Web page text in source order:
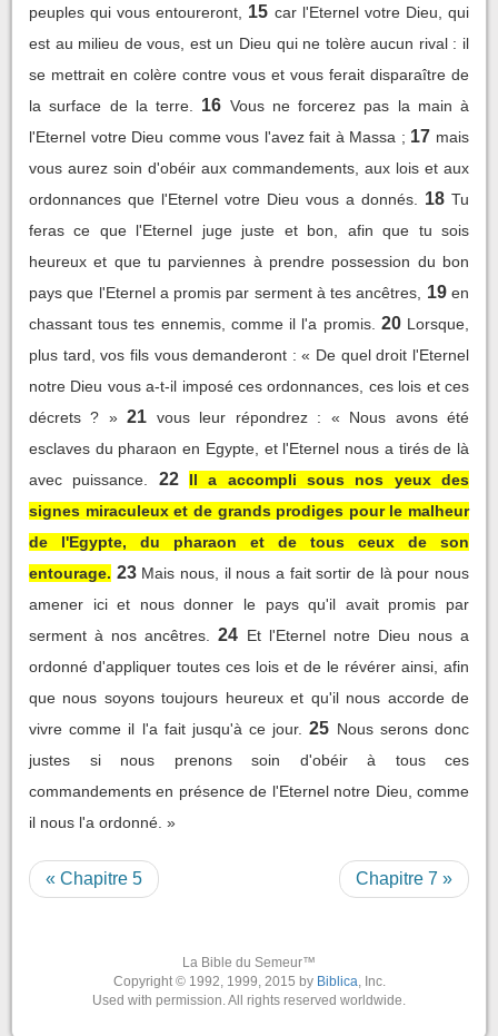
peuples qui vous entoureront,
15 car l'Eternel votre Dieu, qui
est au milieu de vous, est un Dieu qui ne tolère aucun rival : il
se mettrait en colère contre vous et vous ferait disparaître de
la surface de la terre.
16 Vous ne forcerez pas la main à
l'Eternel votre Dieu comme vous l'avez fait à Massa ; 17 mais
vous aurez soin d'obéir aux commandements, aux lois et aux
ordonnances que l'Eternel votre Dieu vous a donnés.
18 Tu
feras ce que l'Eternel juge juste et bon, afin que tu sois
heureux et que tu parviennes à prendre possession du bon
pays que l'Eternel a promis par serment à tes ancêtres,
19 en
chassant tous tes ennemis, comme il l'a promis. 20 Lorsque,
plus tard, vos fils vous demanderont : « De quel droit l'Eternel
notre Dieu vous a-t-il imposé ces ordonnances, ces lois et ces
décrets ? » 21 vous leur répondrez : « Nous avons été
esclaves du pharaon en Egypte, et l'Eternel nous a tirés de là
avec puissance.
22
Il a accompli sous nos yeux des
signes miraculeux et de grands prodiges pour le malheur
de l'Egypte, du pharaon et de tous ceux de son
entourage. 23 Mais nous, il nous a fait sortir de là pour nous
amener ici et nous donner le pays qu'il avait promis par
serment à nos ancêtres.
24 Et l'Eternel notre Dieu nous a
ordonné d'appliquer toutes ces lois et de le révérer ainsi, afin
que nous soyons toujours heureux et qu'il nous accorde de
vivre comme il l'a fait jusqu'à ce jour. 25 Nous serons donc
justes si nous prenons soin d'obéir à tous ces
commandements en présence de l'Eternel notre Dieu, comme
il nous l'a ordonné. »
« Chapitre 5 Chapitre 7 »
La Bible du Semeur™
Copyright © 1992, 1999, 2015 by Biblica, Inc.
Used with permission. All rights reserved worldwide.